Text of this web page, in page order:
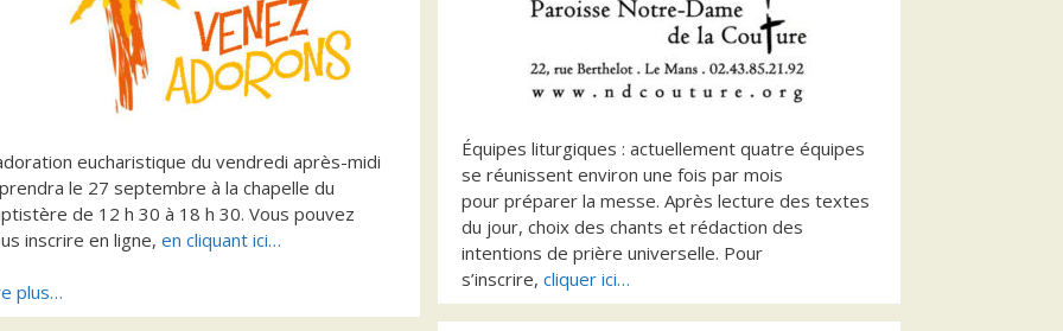
Équipes liturgiques : actuellement quatre équipes
se réunissent environ une fois par mois
pour préparer la messe. Après lecture des textes
du jour, choix des chants et rédaction des
intentions de prière universelle. Pour
s’inscrire, cliquer ici…
eucharistique du vendredi après-midi
le 27 septembre à la chapelle du
de 12 h 30 à 18 h 30. Vous pouvez
inscrire en ligne, en cliquant ici…
plus…